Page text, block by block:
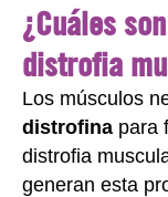
¿Cuáles
distrofia
Los músculos
distrofina para
distrofia
generan esta